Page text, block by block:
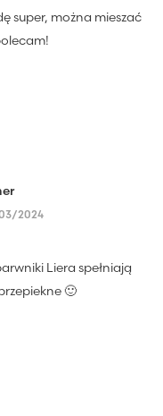
super, można mieszać
2024
Liera spełniają
🙂